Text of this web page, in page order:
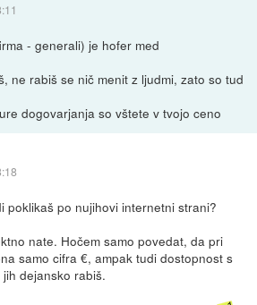
- generali) je hofer med
ne rabiš se nič menit z ljudmi, zato so tud
dogovarjanja so vštete v tvojo ceno
poklikaš po nujihovi internetni strani?
nate. Hočem samo povedat, da pri
samo cifra €, ampak tudi dostopnost s
dejansko rabiš.